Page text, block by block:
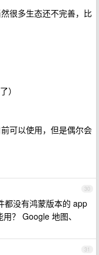
很多生态还不完善，比
）
可以使用，但是偶尔会
30
都没有鸿蒙版本的 app
？ Google 地图、
31